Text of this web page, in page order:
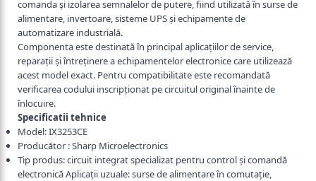
comanda și izolarea semnalelor de putere, fiind utilizată în surse de
alimentare, invertoare, sisteme UPS și echipamente de
automatizare industrială.
Componenta este destinată în principal aplicațiilor de service,
reparații și întreținere a echipamentelor electronice care utilizează
acest model exact. Pentru compatibilitate este recomandată
verificarea codului inscripționat pe circuitul original înainte de
înlocuire.
Specificatii tehnice
Model: IX3253CE
Producător : Sharp Microelectronics
Tip produs: circuit integrat specializat pentru control și comandă
electronică Aplicații uzuale: surse de alimentare în comutație,